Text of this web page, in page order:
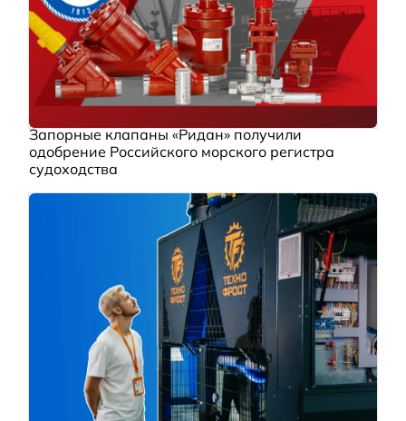
Запорные клапаны «Ридан» получили
одобрение Российского морского регистра
судоходства